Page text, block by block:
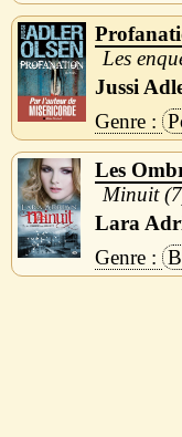
Les
Jussi
Les
Minuit
Lara